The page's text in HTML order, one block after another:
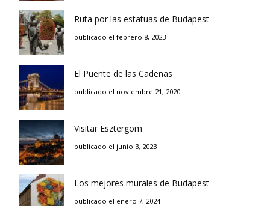
Ruta por las estatuas de Budapest
publicado el febrero 8, 2023
El Puente de las Cadenas
publicado el noviembre 21, 2020
Visitar Esztergom
publicado el junio 3, 2023
Los mejores murales de Budapest
publicado el enero 7, 2024